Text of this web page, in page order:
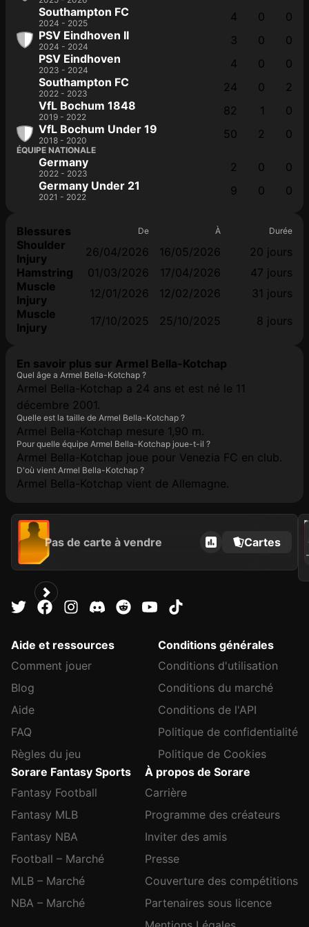
Southampton FC
2024 - 2025 4 0
0
PSV Eindhoven II
2024 - 2024 3 0
0
PSV Eindhoven
2023 - 2024 4 0
0
Southampton FC
2022 - 2023 24 0
2
VfL Bochum 1848
2019 - 2022 82 1
0
VfL Bochum Under 19
2018 - 2020 50 2 0
ÉQUIPE NATIONALE
Germany
2022 - 2023 2 0
0
Germany Under 21
2021 - 2022 9 0 0
Blessures De À Durée
Shoulder
Injury
26/04/2026 16/05/2026
20 jours
Hamstring
01/03/2026 17/04/2026
47 jours
Muscle
Injury
12/01/2026 12/02/2026
31 jours
Muscle
Injury
17/10/2025 25/10/2025 8 jours
En savoir plus sur Armel Bella-Kotchap
Quel âge a Armel Bella-Kotchap ?
Armel Bella-Kotchap a 24 ans et est né le 11
décembre 2001.
Quelle est la taille de Armel Bella-Kotchap ?
Armel Bella-Kotchap mesure 1,90 m.
Pour quelle équipe Armel Bella-Kotchap joue-t-il ?
Armel Bella-Kotchap joue pour Venezia FC en club.
D'où vient Armel Bella-Kotchap ?
Armel Bella-Kotchap vient de Allemagne.
Pas de carte à vendre Cartes
2024
Aide et ressources
Comment jouer
Blog
Aide
FAQ
Règles du jeu
Conditions générales
Conditions d'utilisation
Conditions du marché
Conditions de l'API
Politique de confidentialité
Politique de Cookies
Sorare Fantasy Sports
Fantasy Football
Fantasy MLB
Fantasy NBA
Football – Marché
MLB – Marché
NBA – Marché
À propos de Sorare
Carrière
Programme des créateurs
Inviter des amis
Presse
Couverture des compétitions
Partenaires sous licence